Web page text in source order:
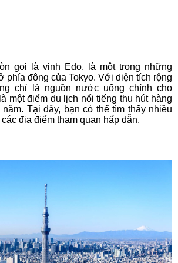
gọi là vịnh Edo, là một trong những
phía đông của Tokyo. Với diện tích rộng
chỉ là nguồn nước uống chính cho
một điểm du lịch nổi tiếng thu hút hàng
Tại đây, bạn có thể tìm thấy nhiều
địa điểm tham quan hấp dẫn.